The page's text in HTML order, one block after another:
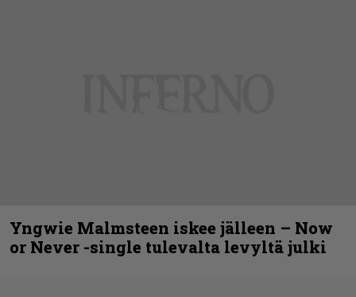
Yngwie Malmsteen iskee jälleen – Now
or Never -single tulevalta levyltä julki